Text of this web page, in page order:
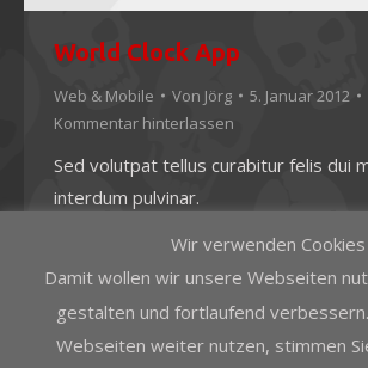
World Clock App
Web & Mobile Von Jörg
5. Januar 2012
Kommentar hinterlassen
Sed volutpat tellus curabitur felis dui
interdum pulvinar.
Wir verwenden Cookies
Damit wollen wir unsere Webseiten
gestalten und fortlaufend
Webseiten weiter nutzen, stimmen